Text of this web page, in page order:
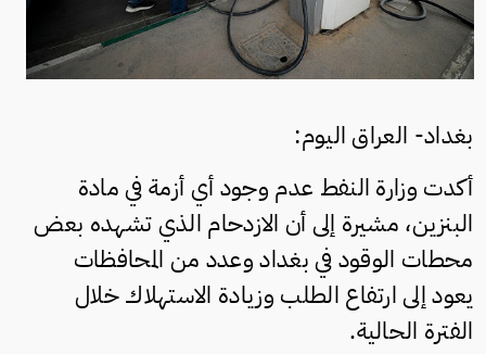
بغداد- العراق اليوم:
أكدت وزارة النفط عدم وجود أي أزمة في مادة
البنزين، مشيرة إلى أن الازدحام الذي تشهده بعض
محطات الوقود في بغداد وعدد من المحافظات
يعود إلى ارتفاع الطلب وزيادة الاستهلاك خلال
الفترة الحالية.